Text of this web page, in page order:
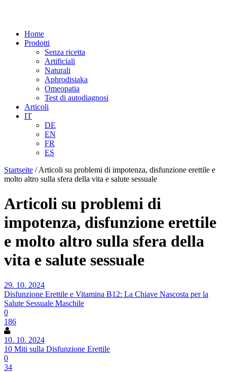
Home
Prodotti
Senza ricetta
Artificiali
Naturali
Aphrodisiaka
Omeopatia
Test di autodiagnosi
Articoli
IT
DE
EN
FR
ES
Startseite / Articoli su problemi di impotenza, disfunzione erettile e
molto altro sulla sfera della vita e salute sessuale
Articoli su problemi di
impotenza, disfunzione erettile
e molto altro sulla sfera della
vita e salute sessuale
29. 10. 2024
Disfunzione Erettile e Vitamina B12: La Chiave Nascosta per la
Salute Sessuale Maschile
0
186
10. 10. 2024
10 Miti sulla Disfunzione Erettile
0
34